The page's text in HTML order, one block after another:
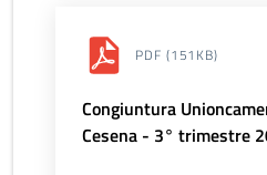
PDF (151KB)
Congiuntura
Cesena - 3° trimestre